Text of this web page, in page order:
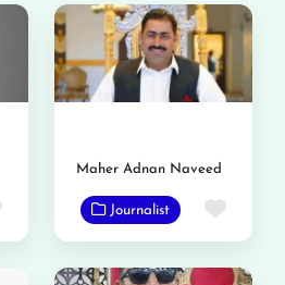
Favorite
Maher Adnan Naveed
Journalist